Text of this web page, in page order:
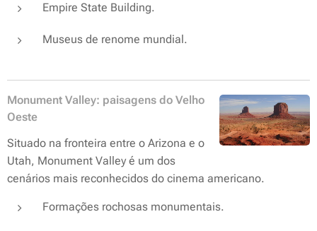
Empire State Building.
Museus de renome mundial.
Monument Valley: paisagens do Velho
Oeste
Situado na fronteira entre o Arizona e o
Utah, Monument Valley é um dos
cenários mais reconhecidos do cinema americano.
Formações rochosas monumentais.